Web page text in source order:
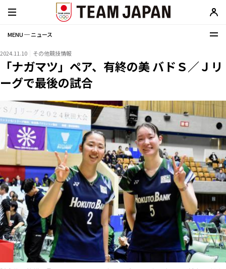
MENU ─ ニュース
2024.11.10 その他競技情報
「ナガマツ」ペア、有終の美 バドＳ／Ｊリ
ーグで最後の試合